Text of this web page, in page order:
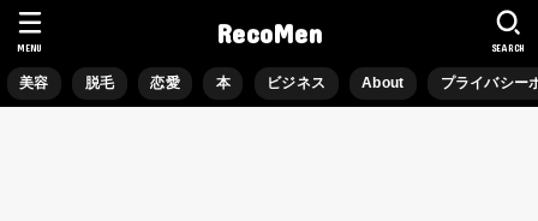
RecoMen
美容 脱毛 恋愛 本 ビジネス About プライバシー
SEARCH
MENU